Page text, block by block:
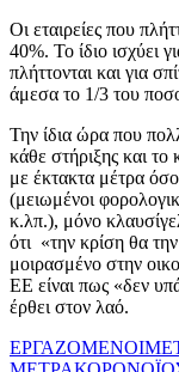
Οι εταιρείες που
40%. Το ίδιο ισχύει
πλήττονται και για
άμεσα το 1/3 του
Την ίδια ώρα που
κάθε στήριξης και το
με έκτακτα μέτρα
(μειωμένοι
κ.λπ.), μόνο
ότι «την κρίση θα
μοιρασμένο στην
ΕΕ είναι πως «δεν
έρθει στον λαό.
ΕΡΓΑΖΟΜΕΝΟΙ